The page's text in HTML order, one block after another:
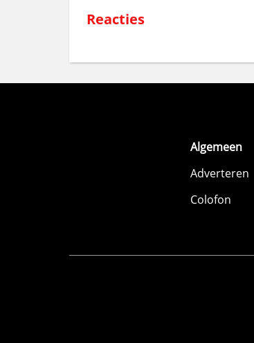
Reacties
Algemeen
Adverteren
Colofon